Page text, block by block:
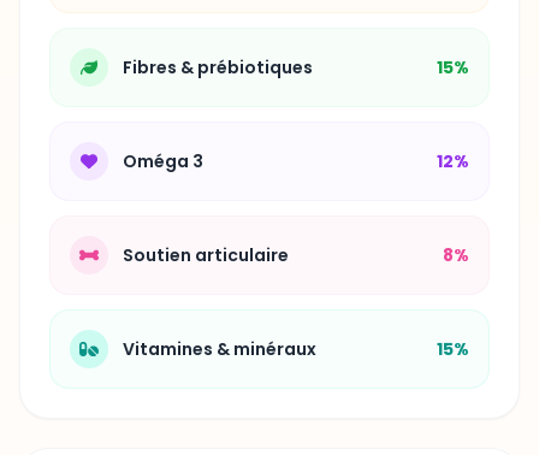
Fibres & prébiotiques 15%
Oméga 3 12%
Soutien articulaire 8%
Vitamines & minéraux 15%